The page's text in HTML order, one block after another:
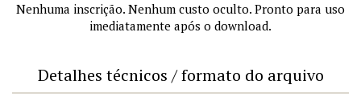
Nenhuma inscrição. Nenhum custo oculto. Pronto para uso
imediatamente após o download.
Detalhes técnicos / formato do arquivo